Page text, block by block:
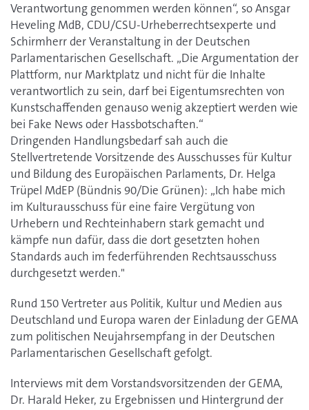
Verantwortung genommen werden können“, so Ansgar
Heveling MdB, CDU/CSU-Urheberrechtsexperte und
Schirmherr der Veranstaltung in der Deutschen
Parlamentarischen Gesellschaft. „Die Argumentation der
Plattform, nur Marktplatz und nicht für die Inhalte
verantwortlich zu sein, darf bei Eigentumsrechten von
Kunstschaffenden genauso wenig akzeptiert werden wie
bei Fake News oder Hassbotschaften.“
Dringenden Handlungsbedarf sah auch die
Stellvertretende Vorsitzende des Ausschusses für Kultur
und Bildung des Europäischen Parlaments, Dr. Helga
Trüpel MdEP (Bündnis 90/Die Grünen): „Ich habe mich
im Kulturausschuss für eine faire Vergütung von
Urhebern und Rechteinhabern stark gemacht und
kämpfe nun dafür, dass die dort gesetzten hohen
Standards auch im federführenden Rechtsausschuss
durchgesetzt werden."
Rund 150 Vertreter aus Politik, Kultur und Medien aus
Deutschland und Europa waren der Einladung der GEMA
zum politischen Neujahrsempfang in der Deutschen
Parlamentarischen Gesellschaft gefolgt.
Interviews mit dem Vorstandsvorsitzenden der GEMA,
Dr. Harald Heker, zu Ergebnissen und Hintergrund der